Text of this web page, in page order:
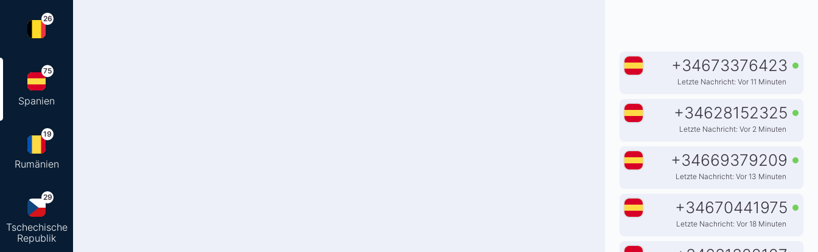
26
75
Spanien
19
Rumänien
29
Tschechische
Republik
+34673376423
Letzte Nachricht: Vor 11 Minuten
+34628152325
Letzte Nachricht: Vor 2 Minuten
+34669379209
Letzte Nachricht: Vor 13 Minuten
+34670441975
Letzte Nachricht: Vor 18 Minuten